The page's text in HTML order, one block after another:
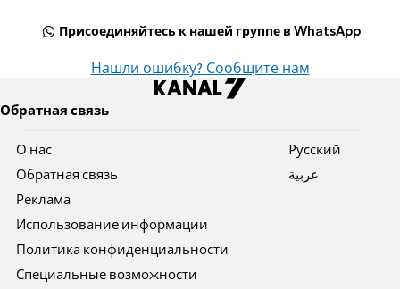
Присоединяйтесь к нашей группе в WhatsApp
Нашли ошибку? Сообщите нам
Обратная связь
О нас
Обратная связь
Реклама
Использование информации
Политика конфиденциальности
Специальные возможности
Pусский
عربية